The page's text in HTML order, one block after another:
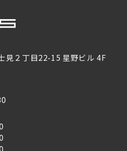
見２丁目22-15 星野ビル 4F